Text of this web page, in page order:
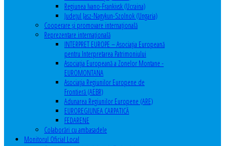
Regiunea Ivano-Frankivsk (Ucraina)
Judeţul Jasz-Nagykun-Szolnok (Ungaria)
Cooperare şi promovare internaţională
Reprezentare internaţională
INTERPRET EUROPE – Asociația Europeană
pentru Interpretarea Patrimoniului
Asociația Europeană a Zonelor Montane -
EUROMONTANA
Asociația Regiunilor Europene de
Frontieră (AEBR)
Adunarea Regiunilor Europene (ARE)
EUROREGIUNEA CARPATICĂ
FEDARENE
Colaborări cu ambasadele
Monitorul Oficial Local